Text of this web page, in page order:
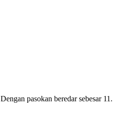
pasokan beredar sebesar